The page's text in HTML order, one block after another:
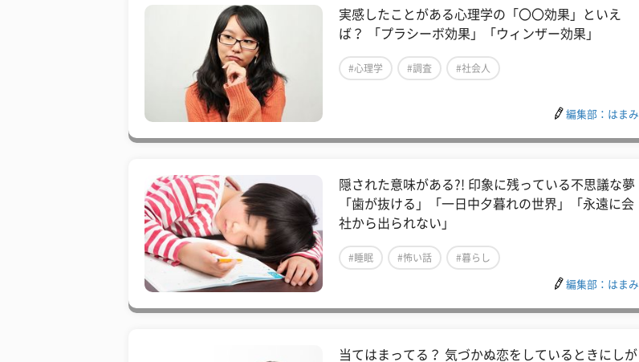
実感したことがある心理学の「〇〇効果」といえ
ば？ 「プラシーボ効果」「ウィンザー効果」
#心理学 #調査 #社会人
編集部：はまみ
隠された意味がある?! 印象に残っている不思議な夢
「歯が抜ける」「一日中夕暮れの世界」「永遠に会
社から出られない」
#睡眠 #怖い話 #暮らし
編集部：はまみ
当てはまってる？ 気づかぬ恋をしているときにしが